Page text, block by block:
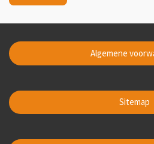
Algemene
Sitemap